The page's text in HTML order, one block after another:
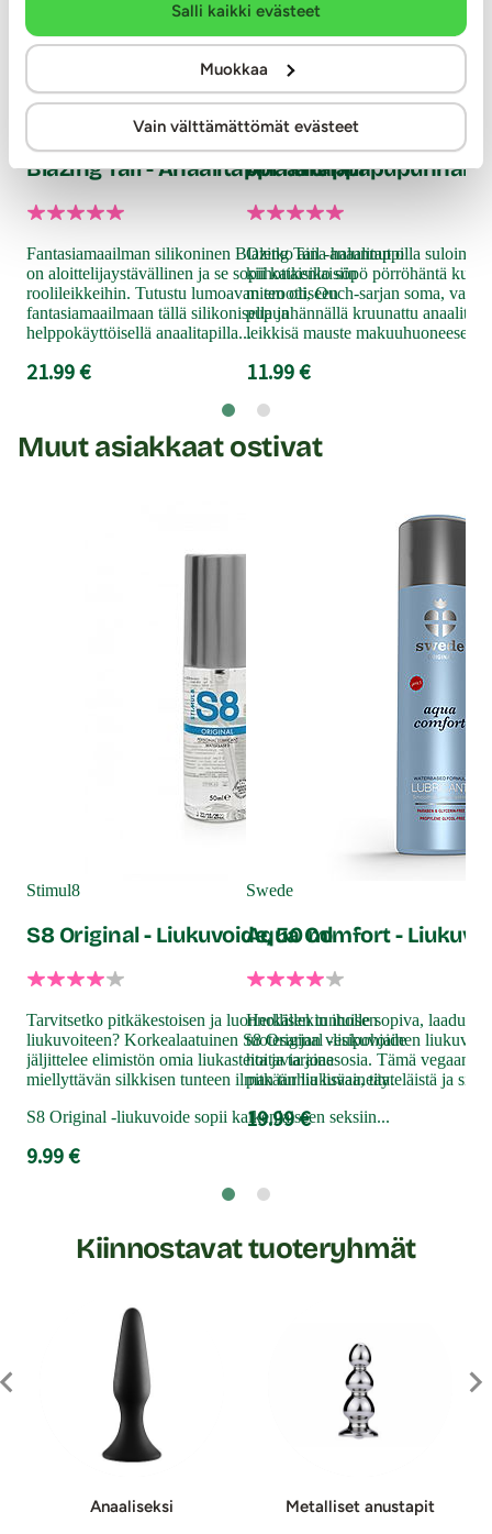
Salli kaikki evästeet
Muokkaa
Vain välttämättömät evästeet
Blazing Tail - Anaalitappi hännällä
Fantasiamaailman silikoninen Blazing Tail -anaalitappi
on aloittelijaystävällinen ja se sopii kaikenlaisiin
roolileikkeihin. Tutustu lumoavan eroottiseen
fantasiamaailmaan tällä silikonisella ja
helppokäyttöisellä anaalitapilla...
21.99 €
Ouch
Anaalitappi
Oletko aina halunnut olla suloinen
kiihottaisiko söpö pörröhäntä
miten oli, Ouch-sarjan soma,
pupunhännällä kruunattu
leikkisä mauste
11.99 €
Muut asiakkaat ostivat
Stimul8
S8 Original - Liukuvoide, 50 ml
Tarvitsetko pitkäkestoisen ja luonnollisen tuntuisen
liukuvoiteen? Korkealaatuinen S8 Original -liukuvoide
jäljittelee elimistön omia liukasteita ja tarjoaa
miellyttävän silkkisen tunteen ilman turhia lisäaineita.
S8 Original -liukuvoide sopii kaikenlaiseen seksiin...
9.99 €
Swede
Aqua Comfort -
Herkällekin iholle sopiva,
tuotesarjan vesipohjainen
hoitavia ainesosia. Tämä
pitkään liukuvaa, täyteläistä ja
19.99 €
Kiinnostavat tuoteryhmät
Anaaliseksi Metalliset anus­ta­pit